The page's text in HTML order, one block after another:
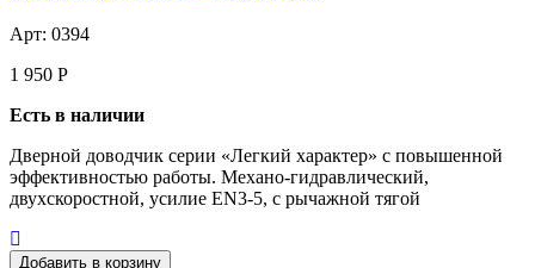
Арт: 0394
1 950 Р
Есть в наличии
Дверной доводчик серии «Легкий характер» с повышенной
эффективностью работы. Механо-гидравлический,
двухскоростной, усилие EN3-5, с рычажной тягой